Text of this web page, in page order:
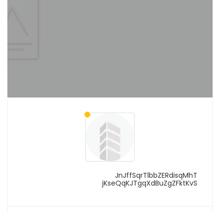
JnJffSqrTlbbZERdisqMhT
jKseQqKJTgqXdBuZgZFktKvS